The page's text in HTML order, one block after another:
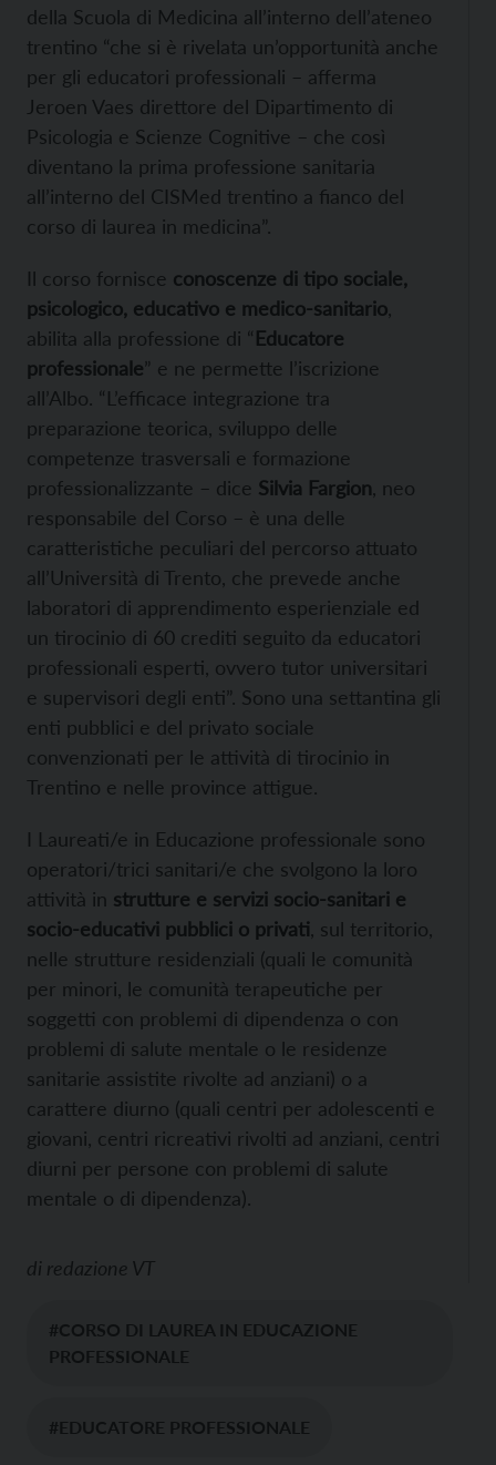
della Scuola di Medicina all’interno dell’ateneo
trentino “che si è rivelata un’opportunità anche
per gli educatori professionali – afferma
Jeroen Vaes direttore del Dipartimento di
Psicologia e Scienze Cognitive – che così
diventano la prima professione sanitaria
all’interno del CISMed trentino a fianco del
corso di laurea in medicina”.
Il corso fornisce conoscenze di tipo sociale,
psicologico, educativo e medico-sanitario
abilita alla professione di “Educatore
professionale” e ne permette l’iscrizione
all’Albo. “L’efficace integrazione tra
preparazione teorica, sviluppo delle
competenze trasversali e formazione
professionalizzante – dice Silvia Fargion , neo
responsabile del Corso – è una delle
caratteristiche peculiari del percorso attuato
all’Università di Trento, che prevede anche
laboratori di apprendimento esperienziale ed
un tirocinio di 60 crediti seguito da educatori
professionali esperti, ovvero tutor universitari
e supervisori degli enti”. Sono una settantina gli
enti pubblici e del privato sociale
convenzionati per le attività di tirocinio in
Trentino e nelle province attigue.
I Laureati/e in Educazione professionale sono
operatori/trici sanitari/e che svolgono la loro
attività in strutture e servizi socio-sanitari e
socio-educativi pubblici o privati , sul territorio,
nelle strutture residenziali (quali le comunità
per minori, le comunità terapeutiche per
soggetti con problemi di dipendenza o con
problemi di salute mentale o le residenze
sanitarie assistite rivolte ad anziani) o a
carattere diurno (quali centri per adolescenti e
giovani, centri ricreativi rivolti ad anziani, centri
diurni per persone con problemi di salute
mentale o di dipendenza).
di redazione VT
#CORSO DI LAUREA IN EDUCAZIONE
PROFESSIONALE
#EDUCATORE PROFESSIONALE